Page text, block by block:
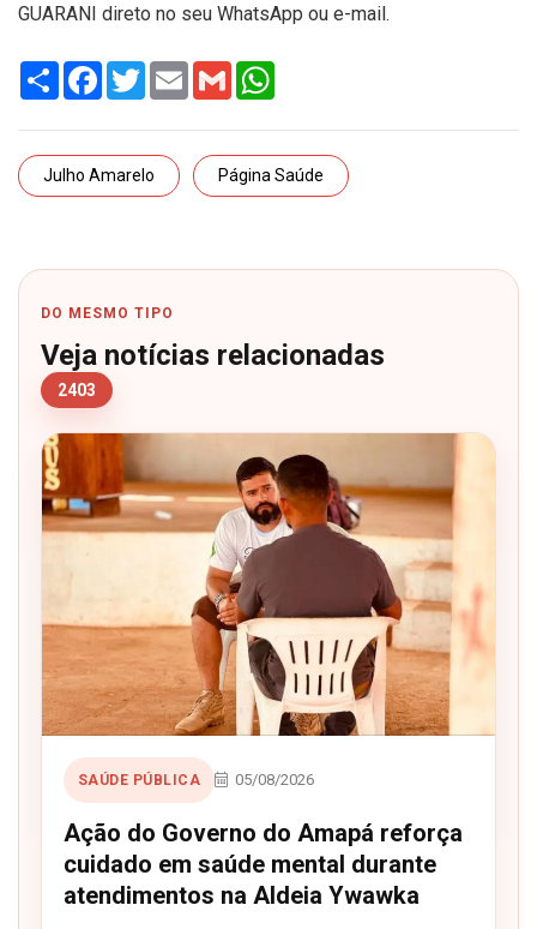
GUARANI direto no seu WhatsApp ou e-mail.
Share Facebook
TwitterEmail Gmail
Julho Amarelo Página Saúde
DO MESMO TIPO
Veja notícias relacionadas
2403
SAÚDE PÚBLICA 05/08/2026
Ação do Governo do Amapá reforça
cuidado em saúde mental durante
atendimentos na Aldeia Ywawka